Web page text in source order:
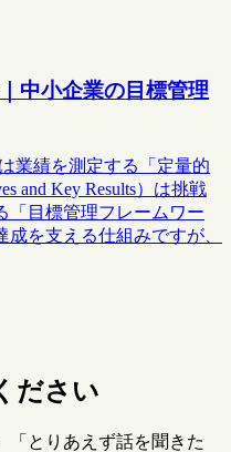
中小企業の目標管理
業績を測定する「定量的
and Key Results）は挑戦
「目標管理フレームワー
を支える仕組みですが、
ださい
「とりあえず話を聞きた